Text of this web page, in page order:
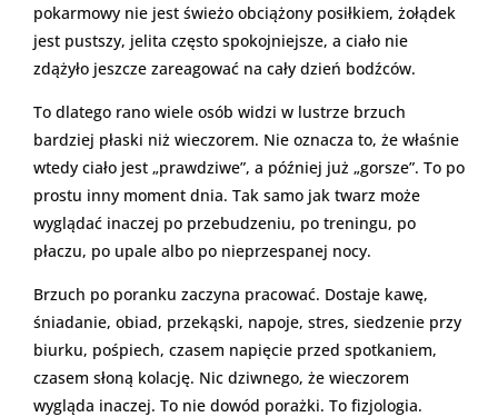
pokarmowy nie jest świeżo obciążony posiłkiem, żołądek
jest pustszy, jelita często spokojniejsze, a ciało nie
zdążyło jeszcze zareagować na cały dzień bodźców.
To dlatego rano wiele osób widzi w lustrze brzuch
bardziej płaski niż wieczorem. Nie oznacza to, że właśnie
wtedy ciało jest „prawdziwe”, a później już „gorsze”. To po
prostu inny moment dnia. Tak samo jak twarz może
wyglądać inaczej po przebudzeniu, po treningu, po
płaczu, po upale albo po nieprzespanej nocy.
Brzuch po poranku zaczyna pracować. Dostaje kawę,
śniadanie, obiad, przekąski, napoje, stres, siedzenie przy
biurku, pośpiech, czasem napięcie przed spotkaniem,
czasem słoną kolację. Nic dziwnego, że wieczorem
wygląda inaczej. To nie dowód porażki. To fizjologia.